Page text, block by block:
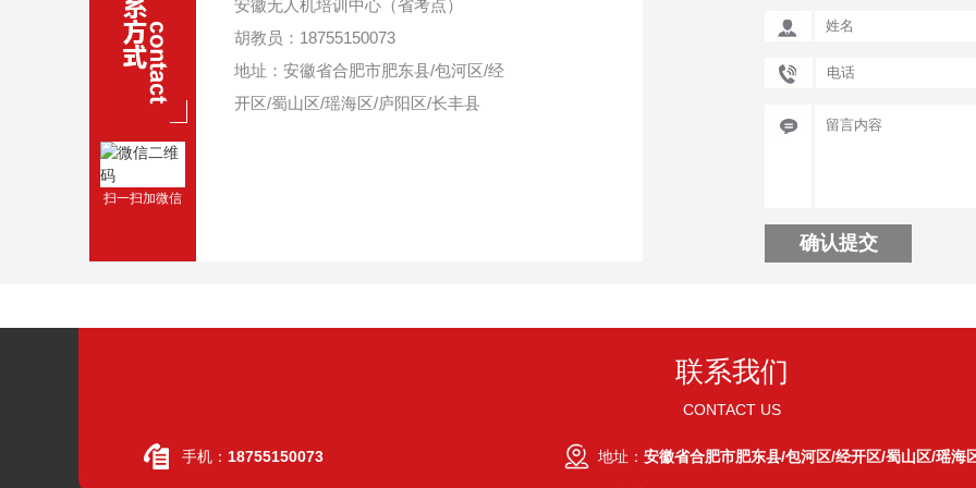
扫一扫加微信
安徽无人机培训中心（省考点）
胡教员：18755150073
地址：安徽省合肥市肥东县/包河区/经
开区/蜀山区/瑶海区/庐阳区/长丰县
联系我们
CONTACT US
手机： 18755150073 地址： 安徽省合肥市肥东县/包河区/经开区/蜀山区/瑶海